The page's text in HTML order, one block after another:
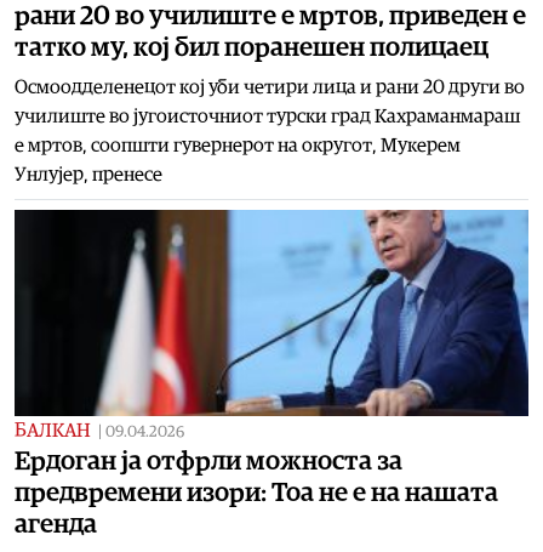
рани 20 во училиште е мртов, приведен е
татко му, кој бил поранешен полицаец
Осмоодделенецот кој уби четири лица и рани 20 други во
училиште во југоисточниот турски град Кахраманмараш
е мртов, соопшти гувернерот на округот, Мукерем
Унлујер, пренесе
БАЛКАН 09.04.2026
Ердоган ја отфрли можноста за
предвремени изори: Тоа не е на нашата
агенда